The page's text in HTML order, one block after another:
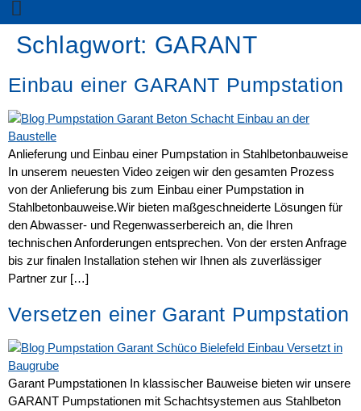
Schlagwort: GARANT
Einbau einer GARANT Pumpstation
Anlieferung und Einbau einer Pumpstation in Stahlbetonbauweise
In unserem neuesten Video zeigen wir den gesamten Prozess
von der Anlieferung bis zum Einbau einer Pumpstation in
Stahlbetonbauweise.Wir bieten maßgeschneiderte Lösungen für
den Abwasser- und Regenwasserbereich an, die Ihren
technischen Anforderungen entsprechen. Von der ersten Anfrage
bis zur finalen Installation stehen wir Ihnen als zuverlässiger
Partner zur […]
Versetzen einer Garant Pumpstation
Garant Pumpstationen In klassischer Bauweise bieten wir unsere
GARANT Pumpstationen mit Schachtsystemen aus Stahlbeton